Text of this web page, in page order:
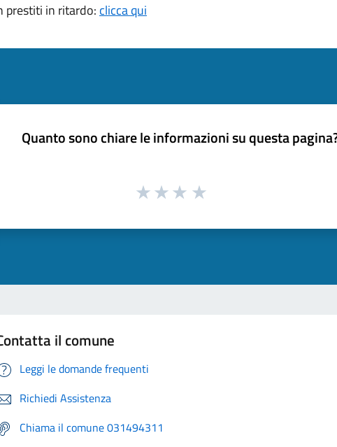
prestiti in ritardo: clicca qui
Quanto sono chiare le informazioni su questa
il comune
Leggi le domande frequenti
Richiedi Assistenza
Chiama il comune 031494311